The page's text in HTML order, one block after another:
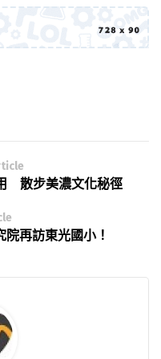
散步美濃文化秘徑
再訪東光國小！